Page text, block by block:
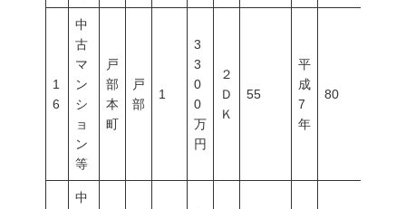
1
6
中
古
マ
ン
シ
ョ
ン
等
戸
部
本
町
戸
部
1
3
3
0
0
万
円
２
Ｄ
Ｋ
55
平
成
7
年
80
中